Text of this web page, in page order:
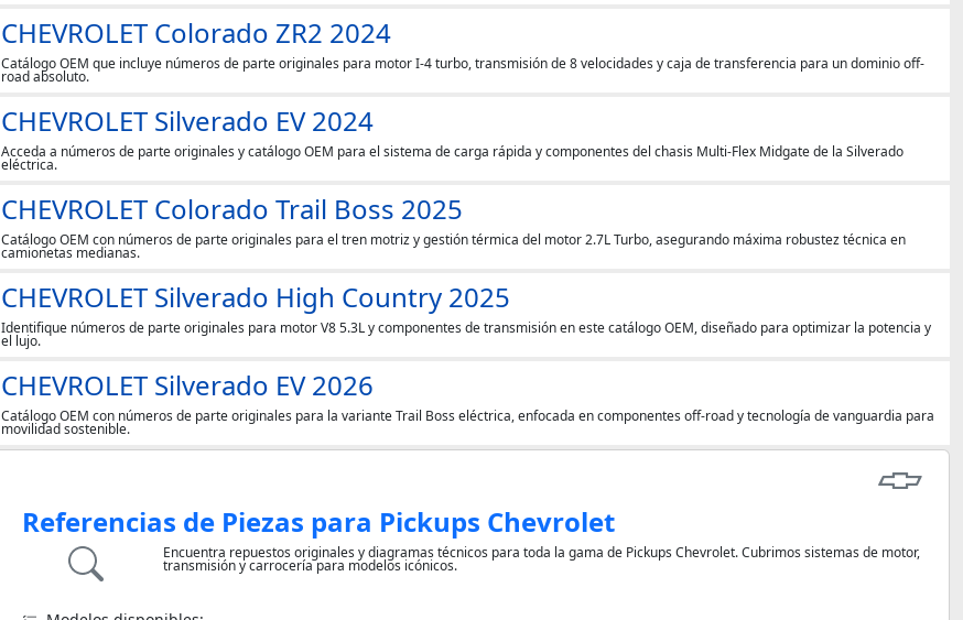
CHEVROLET Colorado ZR2 2024
Catálogo OEM que incluye números de parte originales para motor I-4 turbo, transmisión de 8 velocidades y caja de transferencia para un dominio off-
road absoluto.
CHEVROLET Silverado EV 2024
Acceda a números de parte originales y catálogo OEM para el sistema de carga rápida y componentes del chasis Multi-Flex Midgate de la Silverado
eléctrica.
CHEVROLET Colorado Trail Boss 2025
Catálogo OEM con números de parte originales para el tren motriz y gestión térmica del motor 2.7L Turbo, asegurando máxima robustez técnica en
camionetas medianas.
CHEVROLET Silverado High Country 2025
Identifique números de parte originales para motor V8 5.3L y componentes de transmisión en este catálogo OEM, diseñado para optimizar la potencia y
el lujo.
CHEVROLET Silverado EV 2026
Catálogo OEM con números de parte originales para la variante Trail Boss eléctrica, enfocada en componentes off-road y tecnología de vanguardia para
movilidad sostenible.
Referencias de Piezas para Pickups Chevrolet
Encuentra repuestos originales y diagramas técnicos para toda la gama de Pickups Chevrolet. Cubrimos sistemas de motor,
transmisión y carrocería para modelos icónicos.